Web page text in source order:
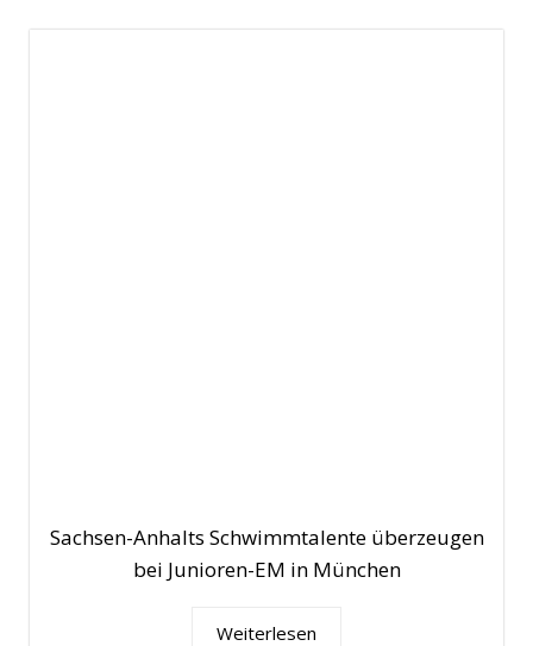
Sachsen-Anhalts Schwimmtalente überzeugen
bei Junioren-EM in München
Weiterlesen